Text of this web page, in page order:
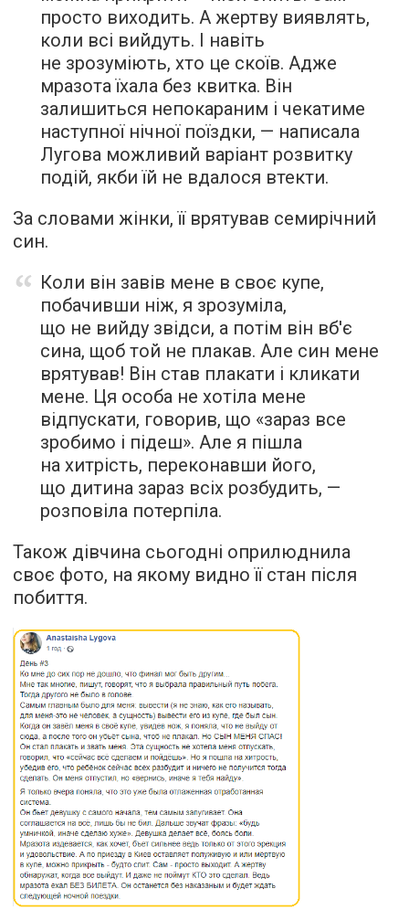
просто виходить. А жертву виявлять,
коли всі вийдуть. І навіть
не зрозуміють, хто це скоїв. Адже
мразота їхала без квитка. Він
залишиться непокараним і чекатиме
наступної нічної поїздки, — написала
Лугова можливий варіант розвитку
подій, якби їй не вдалося втекти.
За словами жінки, її врятував семирічний
син.
Коли він завів мене в своє купе,
побачивши ніж, я зрозуміла,
що не вийду звідси, а потім він вб'є
сина, щоб той не плакав. Але син мене
врятував! Він став плакати і кликати
мене. Ця особа не хотіла мене
відпускати, говорив, що «зараз все
зробимо і підеш». Але я пішла
на хитрість, переконавши його,
що дитина зараз всіх розбудить, —
розповіла потерпіла.
Також дівчина сьогодні оприлюднила
своє фото, на якому видно її стан після
побиття.